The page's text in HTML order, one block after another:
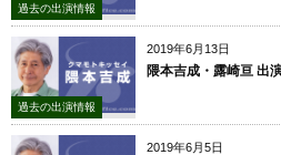
過去の出演情報
2019年6月13日
過去の出演情報
隈本吉成・露崎亘 出
2019年6月5日